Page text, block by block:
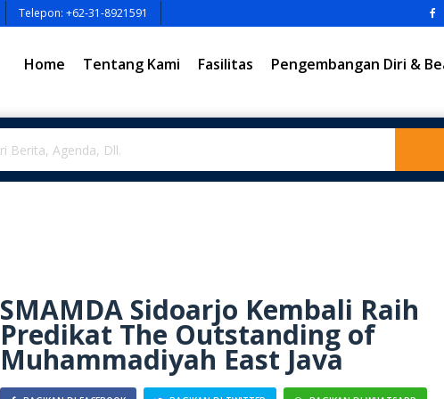
Telepon: +62-31-8921591
Home Tentang Kami Fasilitas Pengembangan Diri &
SMAMDA Sidoarjo Kembali Raih
Predikat The Outstanding of
Muhammadiyah East Java